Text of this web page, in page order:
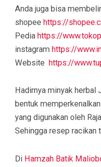
Anda juga bisa
shopee https://
Pedia https://
instagram https://
Website https://
Hadirnya minyak herbal
bentuk
yang digunakan oleh
Sehingga resep racikan
Di Hamzah Batik